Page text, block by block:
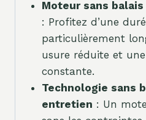
Moteur sans
: Profitez d’une
particulièrement
usure réduite et
constante.
Technologie sans
entretien : Un